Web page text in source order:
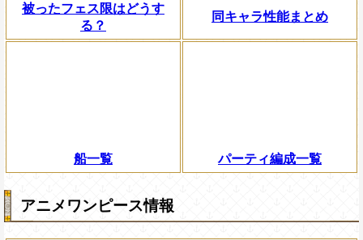
被ったフェス限はどうす
る？
同キャラ性能まとめ
船一覧 パーティ編成一覧
アニメワンピース情報